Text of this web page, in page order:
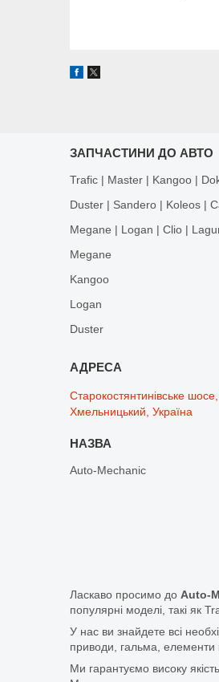
ЗАПЧАСТИНИ ДО АВТО
Trafic | Master | Kangoo |
Duster | Sandero | Koleos |
Megane | Logan | Clio |
Megane
Kangoo
Logan
Duster
Старокостянтинівське шосе,
Хмельницький, Україна
Auto-Mechanic
Ласкаво просимо до Auto-
популярні моделі, такі як
У нас ви знайдете всі
приводи, гальма, елементи
Ми гарантуємо високу